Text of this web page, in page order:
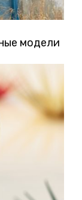
модели